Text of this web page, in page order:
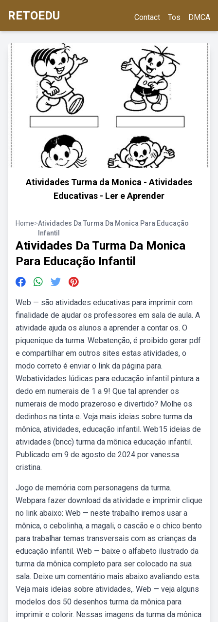
RETOEDU Contact Tos DMCA
Atividades Turma da Monica - Atividades
Educativas - Ler e Aprender
Home>Atividades Da Turma Da Monica Para Educação
Infantil
Atividades Da Turma Da Monica
Para Educação Infantil
Web — são atividades educativas para imprimir com
finalidade de ajudar os professores em sala de aula. A
atividade ajuda os alunos a aprender a contar os. O
piquenique da turma. Webatenção, é proibido gerar pdf
e compartilhar em outros sites estas atividades, o
modo correto é enviar o link da página para.
Webatividades lúdicas para educação infantil pintura a
dedo em numerais de 1 a 9! Que tal aprender os
numerais de modo prazeroso e divertido? Molhe os
dedinhos na tinta e. Veja mais ideias sobre turma da
mônica, atividades, educação infantil. Web15 ideias de
atividades (bncc) turma da mônica educação infantil.
Publicado em 9 de agosto de 2024 por vanessa
cristina.
Jogo de memória com personagens da turma.
Webpara fazer download da atividade e imprimir clique
no link abaixo: Web — neste trabalho iremos usar a
mônica, o cebolinha, a magali, o cascão e o chico bento
para trabalhar temas transversais com as crianças da
educação infantil. Web — baixe o alfabeto ilustrado da
turma da mônica completo para ser colocado na sua
sala. Deixe um comentário mais abaixo avaliando esta.
Veja mais ideias sobre atividades,. Web — veja alguns
modelos dos 50 desenhos turma da mônica para
imprimir e colorir. Nessas imagens da turma da mônica